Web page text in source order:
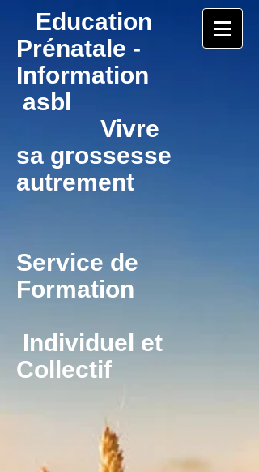
Education
Prénatale -
Information
asbl
Vivre
sa grossesse
autrement
Service de
Formation
Individuel et
Collectif